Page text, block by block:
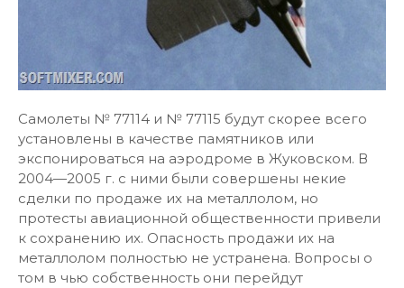
Самолеты № 77114 и № 77115 будут скорее всего
установлены в качестве памятников или
экспонироваться на аэродроме в Жуковском. В
2004—2005 г. с ними были совершены некие
сделки по продаже их на металлолом, но
протесты авиационной общественности привели
к сохранению их. Опасность продажи их на
металлолом полностью не устранена. Вопросы о
том в чью собственность они перейдут